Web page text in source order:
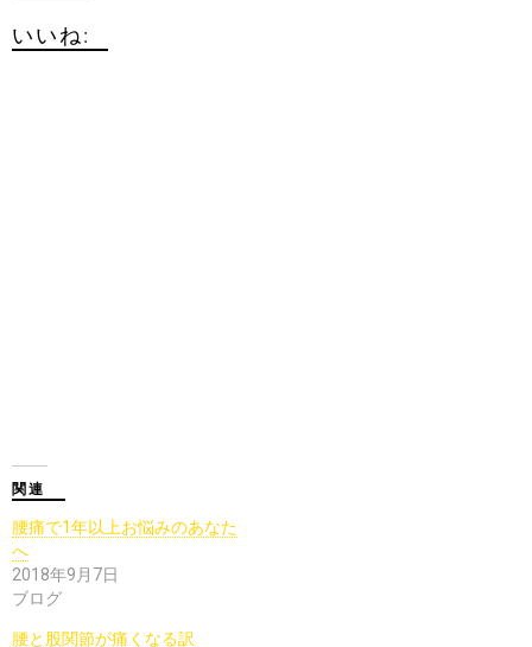
いいね:
関連
腰痛で1年以上お悩みのあなた
へ
2018年9月7日
ブログ
腰と股関節が痛くなる訳